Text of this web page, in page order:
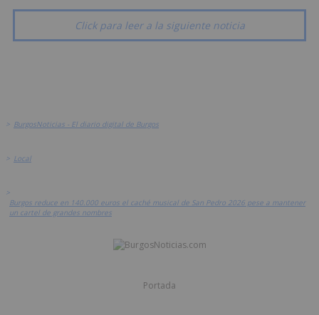
Click para leer a la siguiente noticia
> BurgosNoticias - El diario digital de Burgos
> Local
>
Burgos reduce en 140.000 euros el caché musical de San Pedro 2026 pese a mantener
un cartel de grandes nombres
Portada